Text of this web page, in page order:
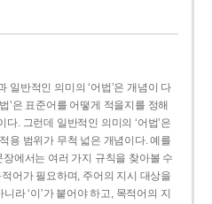
일반적인 의미의 ‘어법’은 개념이 다
’은 표준어를 어떻게 적을지를 정해
. 그런데 일반적인 의미의 ‘어법’은
용 범위가 무척 넓은 개념이다. 예를
장에서는 여러 가지 규칙을 찾아볼 수
어가 필요하며, 주어의 지시 대상을
니라 ‘이’가 붙어야 하고, 목적어의 지